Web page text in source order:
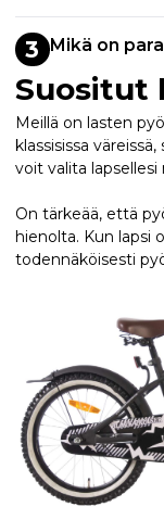
3 Mikä on
Suositut
Meillä on lasten
klassisissa
voit valita lapsellesi
On tärkeää, että
hienolta. Kun lapsi
todennäköisesti